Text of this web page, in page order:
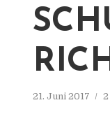
21. Juni 2017